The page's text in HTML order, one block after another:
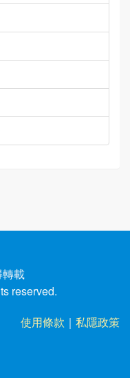
載
reserved.
使用條款 ｜ 私隱政策